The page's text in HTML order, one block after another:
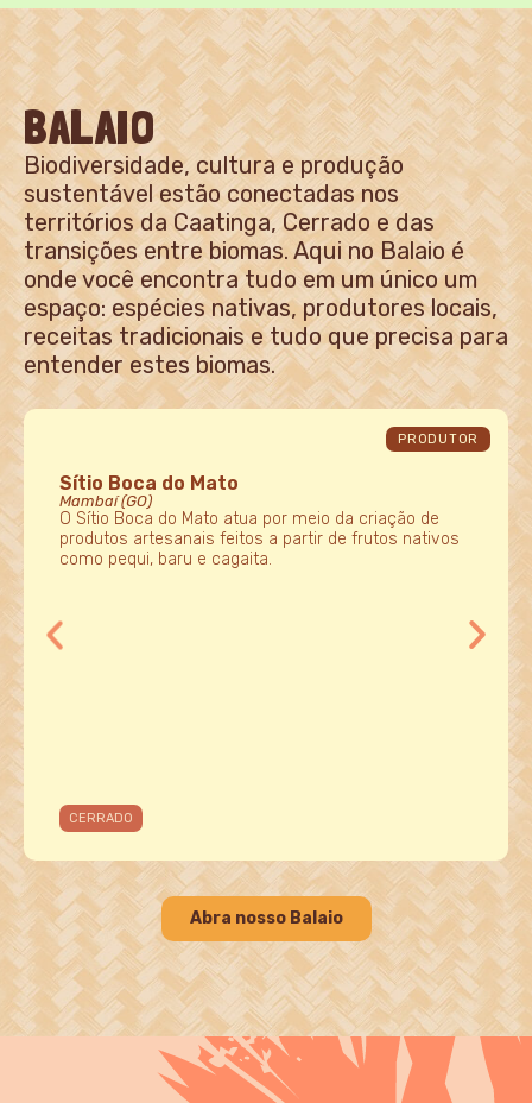
BALAIO
Biodiversidade, cultura e produção
sustentável estão conectadas nos
territórios da Caatinga, Cerrado e das
transições entre biomas. Aqui no Balaio é
onde você encontra tudo em um único um
espaço: espécies nativas, produtores locais,
receitas tradicionais e tudo que precisa para
entender estes biomas.
PRODUTOR
Sítio Boca do Mato
Mambaí (GO)
O Sítio Boca do Mato atua por meio da criação de
produtos artesanais feitos a partir de frutos nativos
como pequi, baru e cagaita.
CERRADO
Abra nosso Balaio